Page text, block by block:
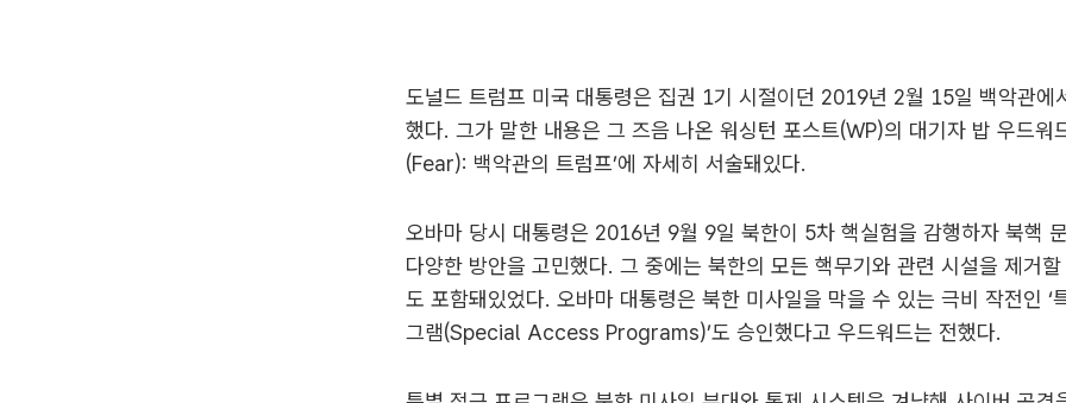
도널드 트럼프 미국 대통령은 집권 1기 시절이던 2019년 2월 15일 백악관에
했다. 그가 말한 내용은 그 즈음 나온 워싱턴 포스트(WP)의 대기자 밥 우드워
(Fear): 백악관의 트럼프’에 자세히 서술돼있다.
오바마 당시 대통령은 2016년 9월 9일 북한이 5차 핵실험을 감행하자 북핵
다양한 방안을 고민했다. 그 중에는 북한의 모든 핵무기와 관련 시설을 제거
도 포함돼있었다. 오바마 대통령은 북한 미사일을 막을 수 있는 극비 작전인 ‘
그램(Special Access Programs)’도 승인했다고 우드워드는 전했다.